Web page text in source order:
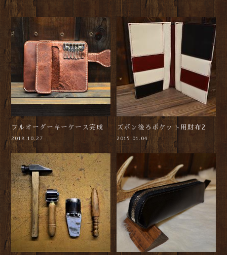
フルオーダーキーケース完成
2018.10.27
ズボン後ろポケット用財布2
2015.01.04